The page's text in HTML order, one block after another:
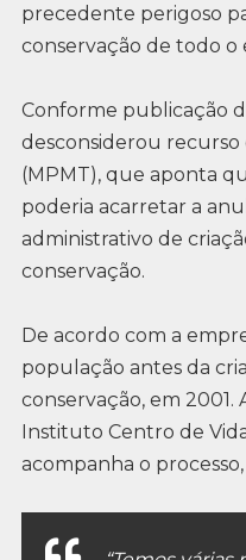
precedente perigoso
conservação de todo o
Conforme publicação
desconsiderou
(MPMT), que aponta
poderia acarretar a
administrativo de
conservação.
De acordo com a
população antes da
conservação, em
Instituto Centro de
acompanha o